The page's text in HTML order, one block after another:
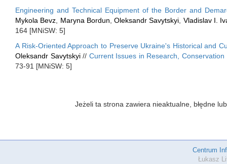
Engineering and Technical Equipment of the Border and
Mykola Bevz
Maryna Bordun Oleksandr Savytskyi Vladislav I.
164 [MNiSW: 5]
A Risk-Oriented Approach to Preserve Ukraine's Historical and
Oleksandr Savytskyi// Current Issues in Research,
73-91 [MNiSW: 5]
Jeżeli ta strona zawiera nieaktualne, błędne
Centrum
Łukasz